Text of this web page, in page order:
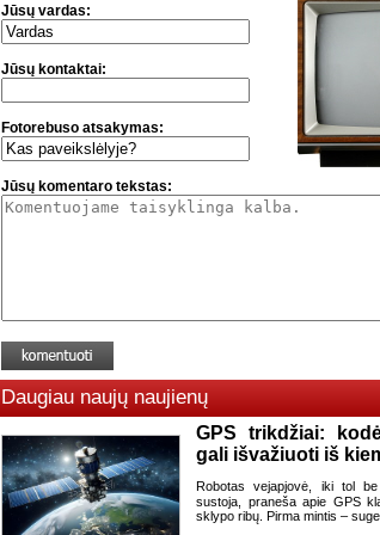
Jūsų vardas:
Jūsų kontaktai:
Fotorebuso atsakymas:
Jūsų komentaro tekstas:
Daugiau naujų naujienų
GPS trikdžiai:
gali išvažiuoti iš
Robotas vejapjovė, iki tol
sustoja, praneša apie GPS
sklypo ribų. Pirma mintis –